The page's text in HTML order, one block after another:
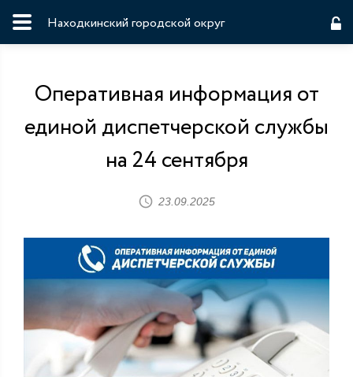
Находкинский городской округ
Оперативная информация от
единой диспетчерской службы
на 24 сентября
23.09.2025